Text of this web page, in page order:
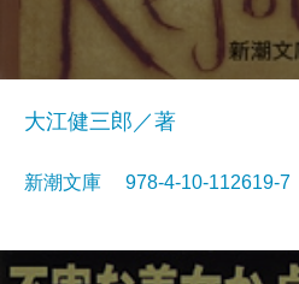
大江健三郎／著
新潮文庫 978-4-10-